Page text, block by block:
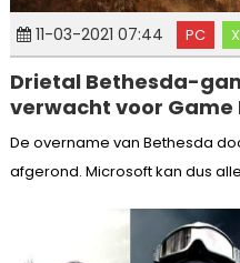
11-03-2021 07:44 PC
Drietal Bethesda-
verwacht voor Game
De overname van Bethesda
afgerond. Microsoft kan dus